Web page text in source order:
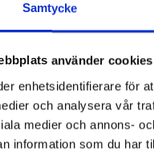
Samtycke
använder cookies
enhetsidentifierare för
och analysera vår
medier och annons-
information som du har
och övriga